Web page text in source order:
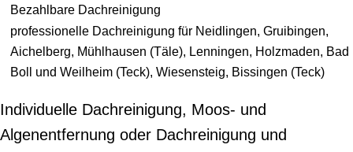
Bezahlbare Dachreinigung
professionelle Dachreinigung für Neidlingen, Gruibingen,
Aichelberg, Mühlhausen (Täle), Lenningen, Holzmaden, Bad
Boll und Weilheim (Teck), Wiesensteig, Bissingen (Teck)
Individuelle Dachreinigung, Moos- und
Algenentfernung oder Dachreinigung und